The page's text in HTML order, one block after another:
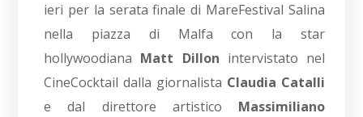
ieri per la serata finale di MareFestival Salina
nella piazza di Malfa con la star
hollywoodiana Matt Dillon intervistato nel
CineCocktail dalla giornalista Claudia Catalli
e dal direttore artistico Massimiliano